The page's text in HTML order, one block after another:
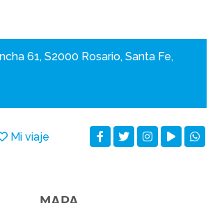
61, S2000 Rosario, Santa Fe,
Mi viaje